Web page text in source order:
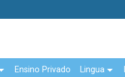
Ensino Privado Lingua